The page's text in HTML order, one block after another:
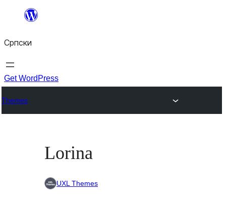
Скочи
садржај
Српски
Get WordPress
Themes
Lorina
UXL Themes